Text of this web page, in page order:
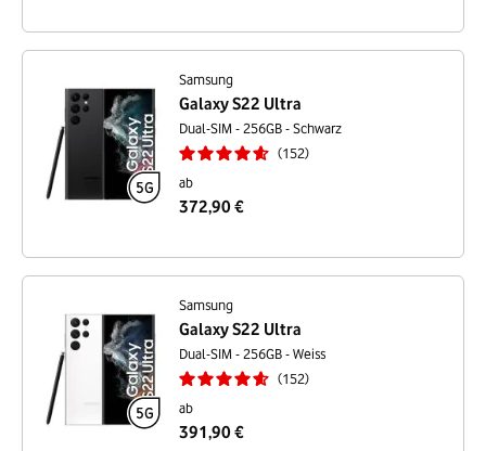
Samsung
Galaxy S22 Ultra
Dual-SIM - 256GB - Schwarz
152
ab
372,90 €
Samsung
Galaxy S22 Ultra
Dual-SIM - 256GB - Weiss
152
ab
391,90 €